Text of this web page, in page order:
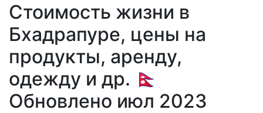
Стоимость жизни в
Бхадрапуре, цены на
продукты, аренду,
одежду и др. 🇳🇵
Обновлено июл 2023